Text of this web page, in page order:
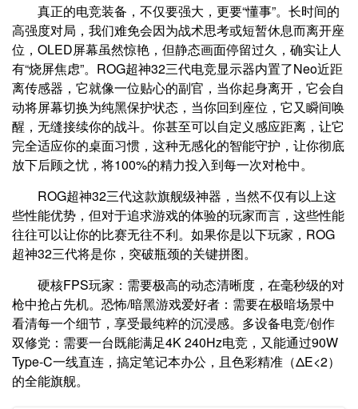
真正的电竞装备，不仅要强大，更要“懂事”。长时间的
高强度对局，我们难免会因为战术思考或短暂休息而离开座
位，OLED屏幕虽然惊艳，但静态画面停留过久，确实让人
有“烧屏焦虑”。ROG超神32三代电竞显示器内置了Neo近距
离传感器，它就像一位贴心的副官，当你起身离开，它会自
动将屏幕切换为纯黑保护状态，当你回到座位，它又瞬间唤
醒，无缝接续你的战斗。你甚至可以自定义感应距离，让它
完全适应你的桌面习惯，这种无感化的智能守护，让你彻底
放下后顾之忧，将100%的精力投入到每一次对枪中。
ROG超神32三代这款旗舰级神器，当然不仅有以上这
些性能优势，但对于追求游戏的体验的玩家而言，这些性能
往往可以让你的比赛无往不利。如果你是以下玩家，ROG
超神32三代将是你，突破瓶颈的关键拼图。
硬核FPS玩家：需要极高的动态清晰度，在毫秒级的对
枪中抢占先机。恐怖/暗黑游戏爱好者：需要在极暗场景中
看清每一个细节，享受最纯粹的沉浸感。多设备电竞/创作
双修党：需要一台既能满足4K 240Hz电竞，又能通过90W
Type-C一线直连，搞定笔记本办公，且色彩精准（ΔE<2）
的全能旗舰。